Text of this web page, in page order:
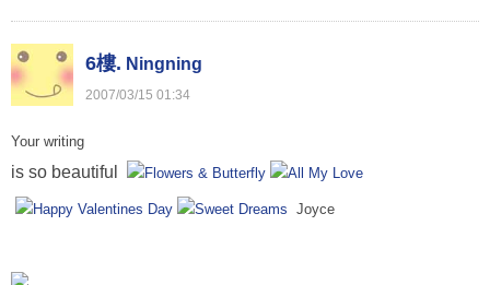
6樓. Ningning
2007/03/15 01:34
Your writing
is so beautiful
Joyce